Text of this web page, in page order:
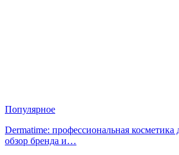
Популярное
Dermatime: профессиональная
обзор бренда и…